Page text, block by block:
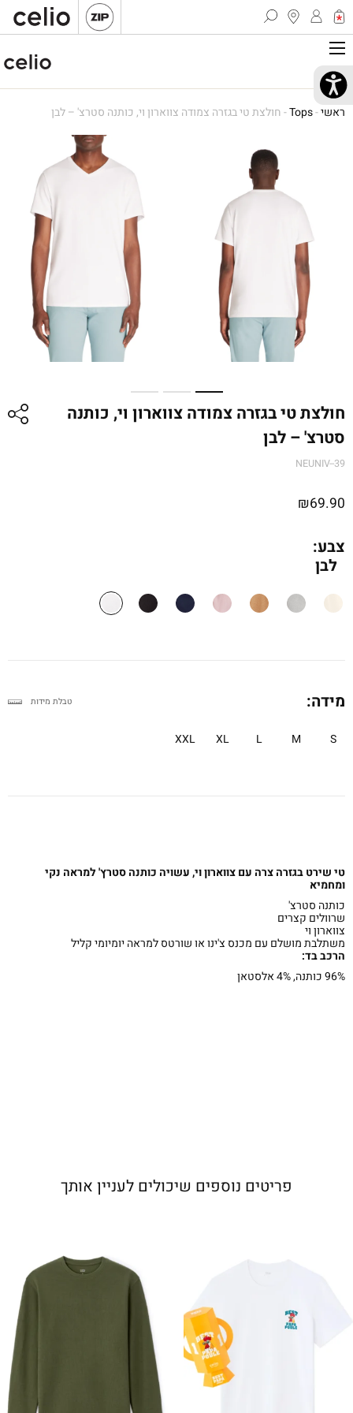
ראשי-
Tops
-חולצת טי בגזרה צמודה צווארון וי, כותנה סטרצ' – לבן
חולצת טי בגזרה צמודה צווארון וי, כותנה
סטרצ' – לבן
NEUNIV--39
₪69.90
צבע:
לבן
מידה:
S
M
L
XL
XXL
טבלת מידות
טי שירט בגזרה צרה עם צווארון וי, עשויה כותנה סטרץ' למראה נקי
ומחמיא
כותנה סטרצ'
שרוולים קצרים
צווארון וי
משתלבת מושלם עם מכנס צ'ינו או שורטס למראה יומיומי קליל
הרכב בד:
96% כותנה, 4% אלסטאן
פריטים נוספים שיכולים לעניין אותך